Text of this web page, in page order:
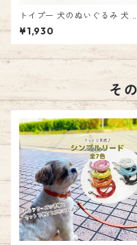
トイプー 犬のぬいぐるみ 犬 ト
イプードル いぬ ドッグ ぬいぐ
るみ ドール オブジェ 置物 イ
ンテリア かわいい 癒し 動物
お祝い 誕生日 プレゼント お
ちゃ 子供 エミリースタイル e
milystyle
¥1,930
そ